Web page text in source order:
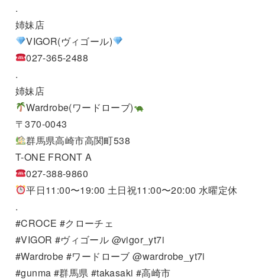
.
姉妹店
VIGOR(ヴィゴール)
027-365-2488
.
姉妹店
Wardrobe(ワードローブ)
〒370-0043
群馬県高崎市高関町538
T-ONE FRONT A
027-388-9860
平日11:00〜19:00 土日祝11:00〜20:00 水曜定休
.
#CROCE #クローチェ
#VIGOR #ヴィゴール @vigor_yt7i
#Wardrobe #ワードローブ @wardrobe_yt7i
#gunma #群馬県 #takasaki #高崎市